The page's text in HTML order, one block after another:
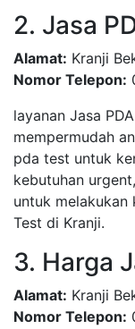
2. Jasa
Alamat: Kranji
Nomor Telepon:
layanan Jasa
mempermudah
pda test untuk
kebutuhan
untuk melakukan
Test di Kranji.
3. Harga
Alamat: Kranji
Nomor Telepon: